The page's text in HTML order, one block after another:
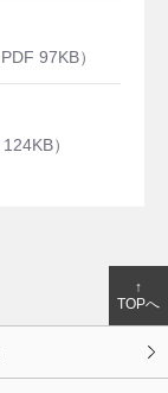
97KB
124KB
↑
TOPへ